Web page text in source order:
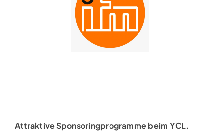
Attraktive Sponsoringprogramme beim YCL.